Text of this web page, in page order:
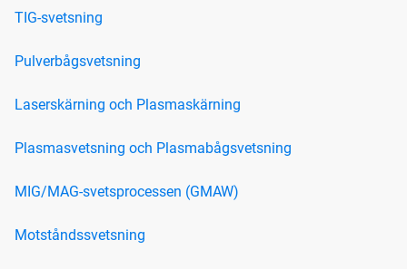
TIG-svetsning
Pulverbågsvetsning
Laserskärning och Plasmaskärning
Plasmasvetsning och Plasmabågsvetsning
MIG/MAG-svetsprocessen (GMAW)
Motståndssvetsning